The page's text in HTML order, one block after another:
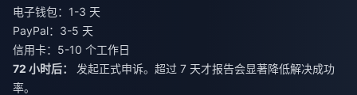
电子钱包：1-3 天
PayPal：3-5 天
信用卡：5-10 个工作日
72 小时后：
发起正式申诉。超过 7 天才报告会显著降低解决成功
率。